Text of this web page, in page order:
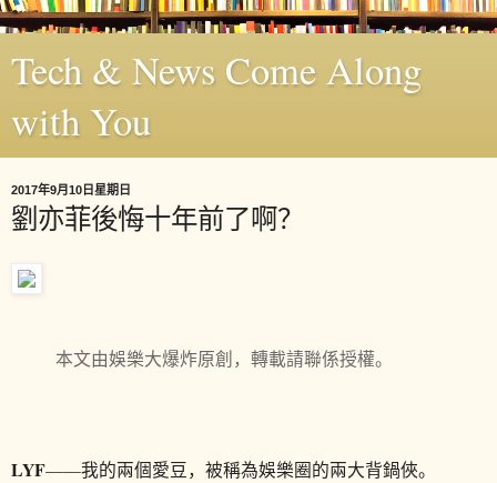
Tech & News Come Along
with You
2017年9月10日星期日
劉亦菲後悔十年前了啊？
本文由娛樂大爆炸原創，轉載請聯係授權。
LYF——我的兩個愛豆，被稱為娛樂圈的兩大背鍋俠。